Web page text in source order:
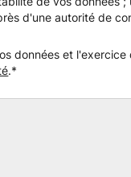
d'une autorité de
données et l'exercice
.*